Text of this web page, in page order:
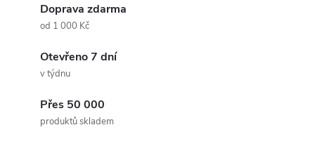
Doprava zdarma
od 1 000 Kč
Otevřeno 7 dní
v týdnu
Přes 50 000
produktů skladem